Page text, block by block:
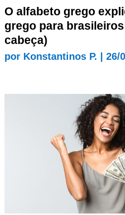
O alfabeto grego
grego para
cabeça)
por Konstantinos P. 26/